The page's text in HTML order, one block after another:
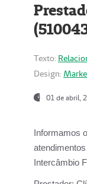
Texto:
Design:
01 de abril,
Informamos
Intercâmbio